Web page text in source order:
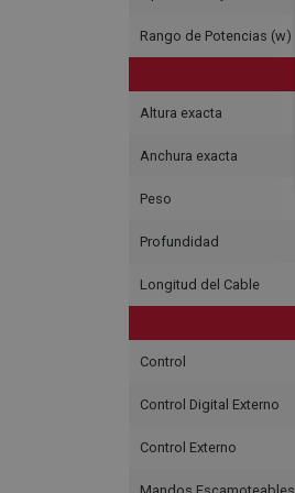
Rango de Potencias (w)
Altura exacta
Anchura exacta
Peso
Profundidad
Longitud del Cable
Control
Control Digital Externo
Control Externo